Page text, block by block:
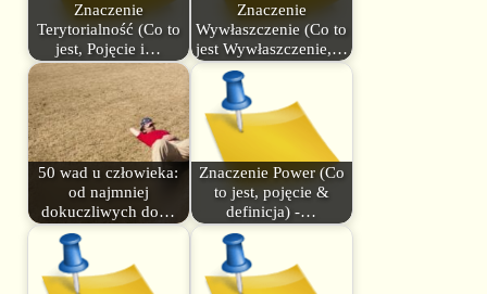
Znaczenie
Terytorialność (Co to
jest, Pojęcie i…
Znaczenie
Wywłaszczenie (Co to
jest Wywłaszczenie,…
50 wad u człowieka:
od najmniej
dokuczliwych do…
Znaczenie Power (Co
to jest, pojęcie &
definicja) -…